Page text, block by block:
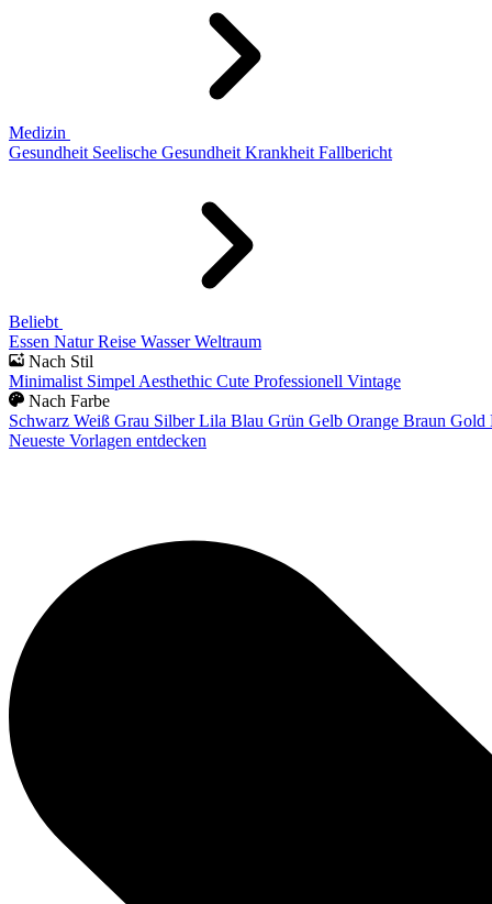
Medizin
Gesundheit Seelische Gesundheit Krankheit Fallbericht
Beliebt
Essen Natur Reise Wasser Weltraum
Nach Stil
Minimalist Simpel Aesthethic Cute Professionell Vintage
Nach Farbe
Schwarz Weiß Grau Silber Lila Blau Grün Gelb Orange Braun Gold
Neueste Vorlagen entdecken